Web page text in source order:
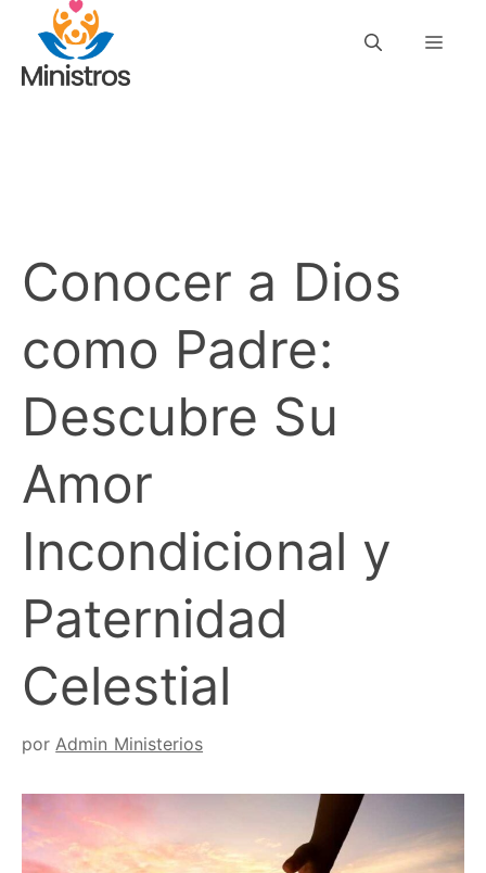
contenido
Conocer a Dios
como Padre:
Descubre Su
Amor
Incondicional y
Paternidad
Celestial
porAdmin Ministerios